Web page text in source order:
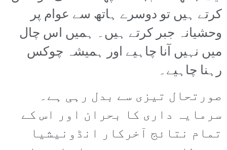
کرتے ہیں تو دوسرے ہاتھ سے عوام پر
وحشیانہ جبر کرتے ہیں۔ ہمیں اس چال
میں نہیں آنا چاہیے اور ہمیشہ چوکس
رہنا چاہیے۔
صورتحال تیزی سے بدل رہی ہے۔
سرمایہ داری کا بحران اور اس کے
تمام نتائج آخرکار انڈونیشیا